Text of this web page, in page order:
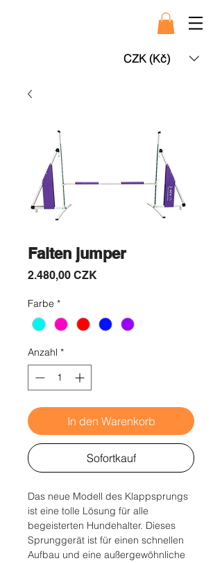
CZK (Kč)
Falten jumper
2.480,00 CZK
Farbe *
Anzahl *
In den Warenkorb
Sofortkauf
Das neue Modell des Klappsprungs
ist eine tolle Lösung für alle
begeisterten Hundehalter. Dieses
Sprunggerät ist für einen schnellen
Aufbau und eine außergewöhnliche